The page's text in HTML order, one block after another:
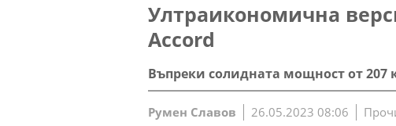
Ултраикономична
Accord
Въпреки солидната мощност от 207
Румен Славов 26.05.2023 08:06